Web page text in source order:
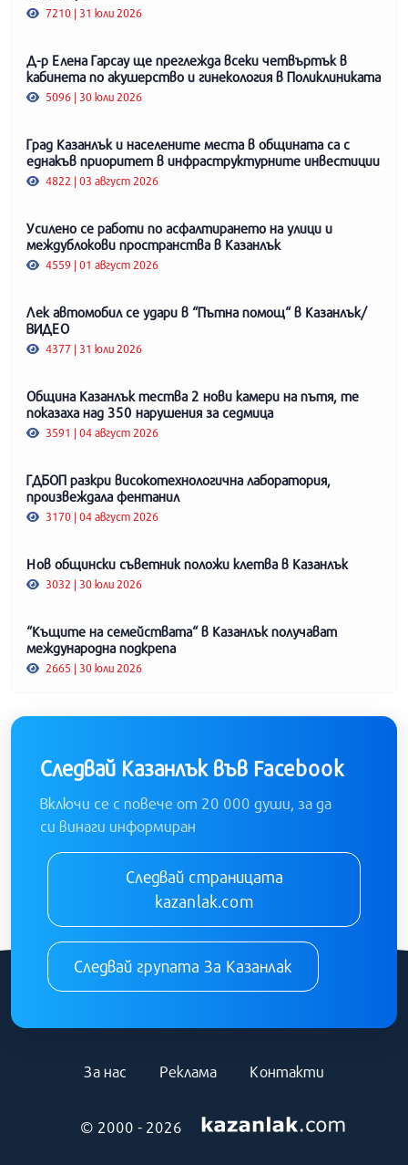
7210 | 31 юли 2026
Д-р Елена Гарсау ще преглежда всеки четвъртък в
кабинета по акушерство и гинекология в Поликлиниката
5096 | 30 юли 2026
Град Казанлък и населените места в общината са с
еднакъв приоритет в инфраструктурните инвестиции
4822 | 03 август 2026
Усилено се работи по асфалтирането на улици и
междублокови пространства в Казанлък
4559 | 01 август 2026
Лек автомобил се удари в “Пътна помощ“ в Казанлък/
ВИДЕО
4377 | 31 юли 2026
Община Казанлък тества 2 нови камери на пътя, те
показаха над 350 нарушения за седмица
3591 | 04 август 2026
ГДБОП разкри високотехнологична лаборатория,
произвеждала фентанил
3170 | 04 август 2026
Нов общински съветник положи клетва в Казанлък
3032 | 30 юли 2026
“Къщите на семействата“ в Казанлък получават
международна подкрепа
2665 | 30 юли 2026
Следвай Казанлък във Facebook
Включи се с повече от 20 000 души, за да
си винаги информиран
Следвай страницата
kazanlak.com
Следвай групата За Казанлак
© 2000 - 2026
За нас Реклама Контакти